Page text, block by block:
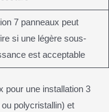
7 panneaux peut
si une légère sous-
est acceptable
pour une installation 3
polycristallin) et